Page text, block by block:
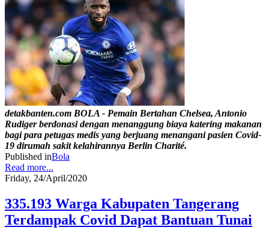
detakbanten.com BOLA - Pemain Bertahan Chelsea, Antonio
Rudiger berdonasi dengan menanggung biaya katering makanan
bagi para petugas medis yang berjuang menangani pasien Covid-
19 dirumah sakit kelahirannya Berlin Charité.
Published inBola
Read more...
Friday, 24/April/2020
335.193 Warga Kabupaten Tangerang
Terdampak Covid Dapat Bantuan Tunai